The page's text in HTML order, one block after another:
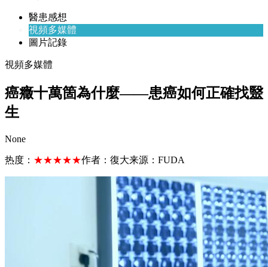
醫患感想
視頻多媒體
圖片記錄
視頻多媒體
癌癥十萬箇為什麼——患癌如何正確找毉
生
None
热度： ★★★★★作者： 復大来源： FUDA